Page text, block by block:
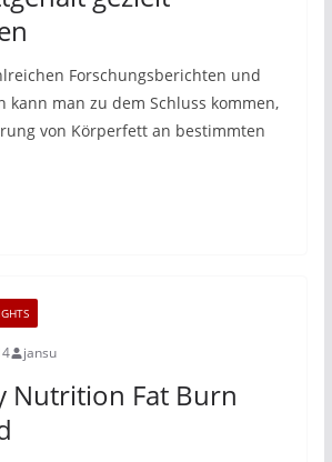
Forschungsberichten und
kann man zu dem Schluss kommen,
von Körperfett an bestimmten
jansu
Nutrition Fat Burn